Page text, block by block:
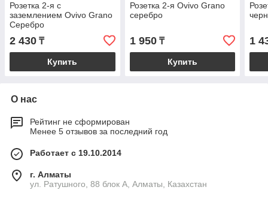
Розетка 2-я с
заземлением Ovivo Grano
Серебро
2 430 ₸
Купить
Розетка 2-я Ovivo Grano
серебро
1 950₸
Купить
1
О нас
Рейтинг не сформирован
Менее 5 отзывов за последний год
Работает с 19.10.2014
г. Алматы
ул. Ратушного, 88 блок A, Алматы, Казахстан